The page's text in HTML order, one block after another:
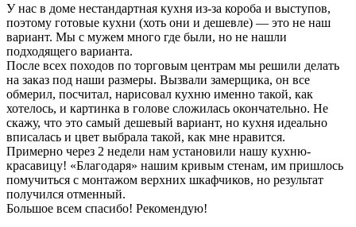
У нас в доме нестандартная кухня из-за короба и выступов,
поэтому готовые кухни (хоть они и дешевле) — это не наш
вариант. Мы с мужем много где были, но не нашли
подходящего варианта.
После всех походов по торговым центрам мы решили делать
на заказ под наши размеры. Вызвали замерщика, он все
обмерил, посчитал, нарисовал кухню именно такой, как
хотелось, и картинка в голове сложилась окончательно. Не
скажу, что это самый дешевый вариант, но кухня идеально
вписалась и цвет выбрала такой, как мне нравится.
Примерно через 2 недели нам установили нашу кухню-
красавицу! «Благодаря» нашим кривым стенам, им пришлось
помучиться с монтажом верхних шкафчиков, но результат
получился отменный.
Большое всем спасибо! Рекомендую!